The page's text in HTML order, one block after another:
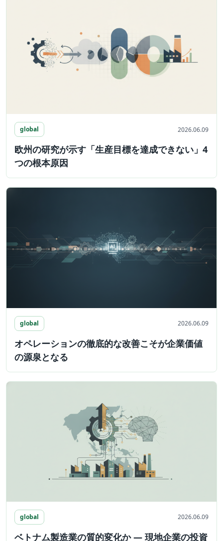
global 2026.06.09
欧州の研究が示す「生産目標を達成できない」4
つの根本原因
global 2026.06.09
オペレーションの徹底的な改善こそが企業価値
の源泉となる
global 2026.06.09
ベトナム製造業の質的変化か ― 現地企業の投資